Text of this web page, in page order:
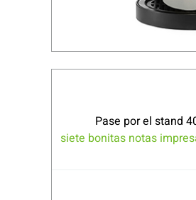
Pase por el stand
siete bonitas notas